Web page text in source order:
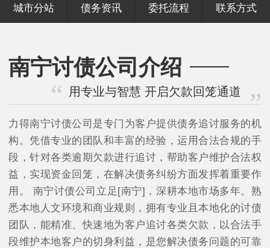
城市分站 债务资讯 委托流程 联系方式
南宁讨债公司介绍
用专业与智慧 开启欠款回笼通道
力得南宁讨债公司是专门为客户提供债务追讨服务的机
构。凭借专业的团队和丰富的经验，运用合法合规的手
段，针对各类逾期欠款进行追讨，帮助客户维护合法权
益，实现资金回笼，在解决债务纠纷方面发挥着重要作
用。 南宁讨债公司立足[南宁]，深耕本地市场多年。熟
悉本地人文环境和商业规则，拥有专业且本地化的讨债
团队，能精准、快速地为客户追讨各类欠款，以合法手
段维护本地客户的切身利益，是您解决债务问题的可靠